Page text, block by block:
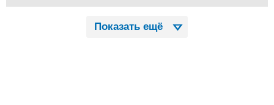
Показать ещё